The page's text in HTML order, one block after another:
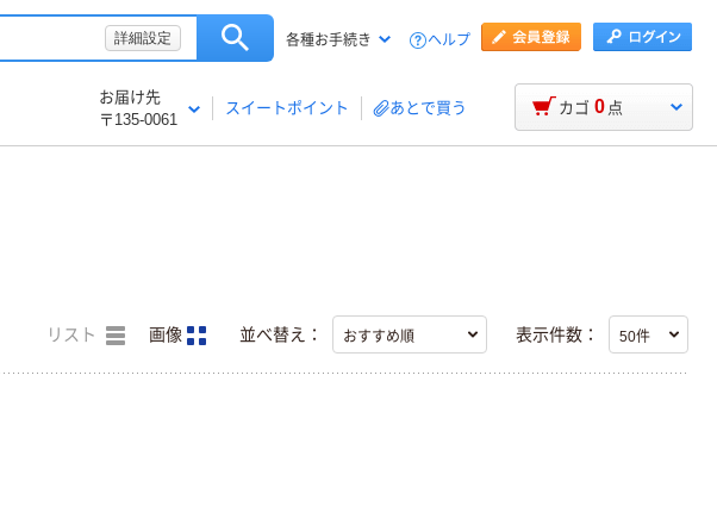
詳細設定 各種お手続き ヘルプ
お届け先
〒135-0061
スイートポイント あとで買う カゴ 0 点
リスト 画像 並べ替え： 表示件数：